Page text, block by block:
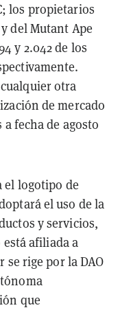
los propietarios
del Mutant Ape
y 2.042 de los
otra
de mercado
fecha de agosto
el logotipo de
el uso de la
y servicios,
afiliada a
se rige por la DAO
que